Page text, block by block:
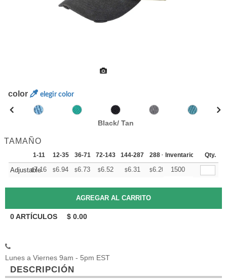
color elegir color
Black/ Tan
TAMAÑO
1-11 12-35 36-71 72-143 144-287 288 + Mas
Inventario Qty.
Adjustable
$7.16 $6.94 $6.73 $6.52 $6.31 $6.20 +
1500
0ARTÍCULOS $ 0.00
Lunes a Viernes 9am - 5pm EST
DESCRIPCIÓN